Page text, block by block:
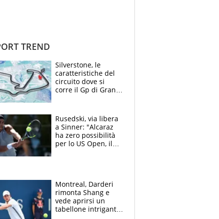
TREND
Silverstone, le
caratteristiche del
circuito dove si
corre il Gp di Gran
Rusedski, via libera
a Sinner: "Alcaraz
ha zero possibilità
per lo US Open, il
Montreal, Darderi
rimonta Shang e
vede aprirsi un
tabellone intrigante: